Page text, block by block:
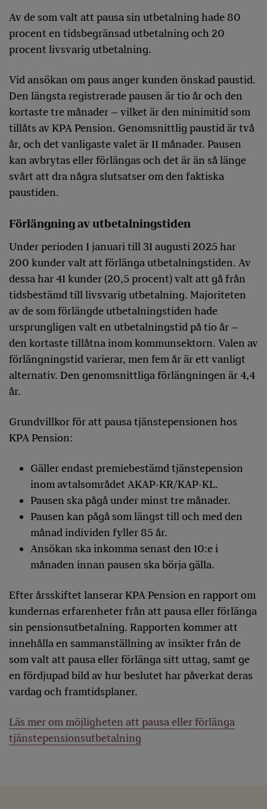
Av de som valt att pausa sin utbetalning hade 80
procent en tidsbegränsad utbetalning och 20
procent livsvarig utbetalning.
Vid ansökan om paus anger kunden önskad paustid.
Den längsta registrerade pausen är tio år och den
kortaste tre månader – vilket är den minimitid som
tillåts av KPA Pension. Genomsnittlig paustid är två
år, och det vanligaste valet är 11 månader. Pausen
kan avbrytas eller förlängas och det är än så länge
svårt att dra några slutsatser om den faktiska
paustiden.
Förlängning av utbetalningstiden
Under perioden 1 januari till 31 augusti 2025 har
200 kunder valt att förlänga utbetalningstiden. Av
dessa har 41 kunder (20,5 procent) valt att gå från
tidsbestämd till livsvarig utbetalning. Majoriteten
av de som förlängde utbetalningstiden hade
ursprungligen valt en utbetalningstid på tio år –
den kortaste tillåtna inom kommunsektorn. Valen av
förlängningstid varierar, men fem år är ett vanligt
alternativ. Den genomsnittliga förlängningen är 4,4
år.
Grundvillkor för att pausa tjänstepensionen hos
KPA Pension:
Gäller endast premiebestämd tjänstepension
inom avtalsområdet AKAP-KR/KAP-KL.
Pausen ska pågå under minst tre månader.
Pausen kan pågå som längst till och med den
månad individen fyller 85 år.
Ansökan ska inkomma senast den 10:e i
månaden innan pausen ska börja gälla.
Efter årsskiftet lanserar KPA Pension en rapport om
kundernas erfarenheter från att pausa eller förlänga
sin pensionsutbetalning. Rapporten kommer att
innehålla en sammanställning av insikter från de
som valt att pausa eller förlänga sitt uttag, samt ge
en fördjupad bild av hur beslutet har påverkat deras
vardag och framtidsplaner.
Läs mer om möjligheten att pausa eller förlänga
tjänstepensionsutbetalning